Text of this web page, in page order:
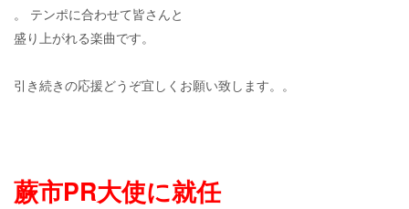
。 テンポに合わせて皆さんと
盛り上がれる楽曲です。
引き続きの応援どうぞ宜しくお願い致します。。
蕨市PR大使に就任